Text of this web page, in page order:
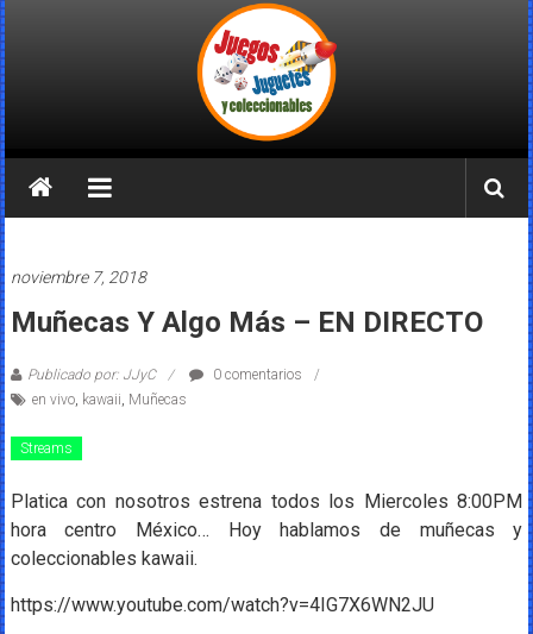
Saltar
al
contenido
Juegos
Juguetes
y
Coleccionables
y
para
noviembre 7, 2018
Muñecas Y Algo Más – EN DIRECTO
Publicado por: JJyC
0 comentarios
en vivo, kawaii, Muñecas
Streams
Platica con nosotros estrena todos los Miercoles 8:00PM
hora centro México… Hoy hablamos de muñecas y
coleccionables kawaii.
https://www.youtube.com/watch?v=4IG7X6WN2JU